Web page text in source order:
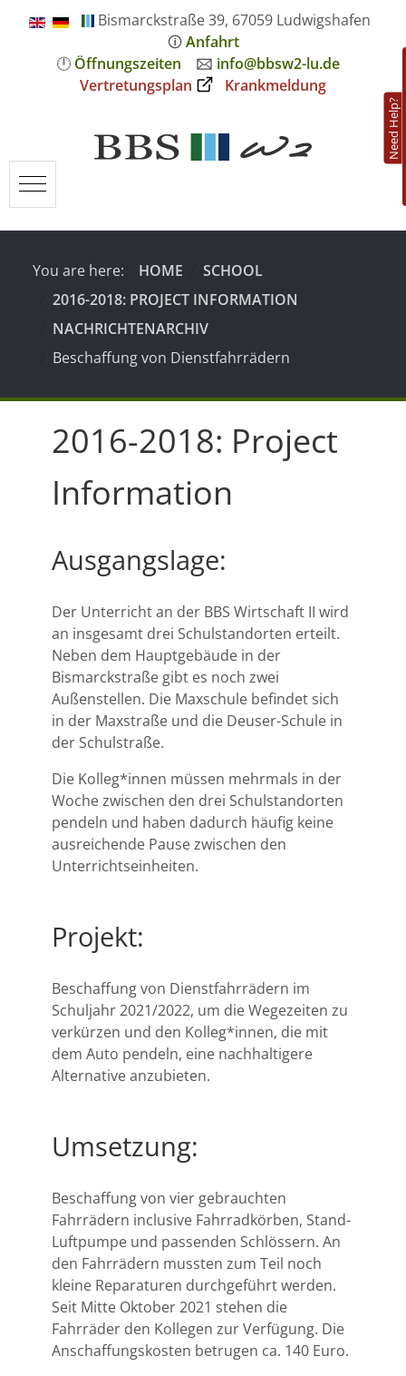
Bismarckstraße 39, 67059 Ludwigshafen
🛈Anfahrt
🕛 Öffnungszeiten 🖂 info@bbsw2-lu.de
Vertretungsplan
Krankmeldung
Need Help?
Mobile Menu Toggle
You are here: HOME
SCHOOL
2016-2018: PROJECT INFORMATION
NACHRICHTENARCHIV
Beschaffung von Dienstfahrrädern
2016-2018: Project
Information
Ausgangslage:
Der Unterricht an der BBS Wirtschaft II wird
an insgesamt drei Schulstandorten erteilt.
Neben dem Hauptgebäude in der
Bismarckstraße gibt es noch zwei
Außenstellen. Die Maxschule befindet sich
in der Maxstraße und die Deuser-Schule in
der Schulstraße.
Die Kolleg*innen müssen mehrmals in der
Woche zwischen den drei Schulstandorten
pendeln und haben dadurch häufig keine
ausreichende Pause zwischen den
Unterrichtseinheiten.
Projekt:
Beschaffung von Dienstfahrrädern im
Schuljahr 2021/2022, um die Wegezeiten zu
verkürzen und den Kolleg*innen, die mit
dem Auto pendeln, eine nachhaltigere
Alternative anzubieten.
Umsetzung:
Beschaffung von vier gebrauchten
Fahrrädern inclusive Fahrradkörben, Stand-
Luftpumpe und passenden Schlössern. An
den Fahrrädern mussten zum Teil noch
kleine Reparaturen durchgeführt werden.
Seit Mitte Oktober 2021 stehen die
Fahrräder den Kollegen zur Verfügung. Die
Anschaffungskosten betrugen ca. 140 Euro.